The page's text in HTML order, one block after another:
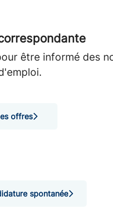
être informé des
offres
spontanée